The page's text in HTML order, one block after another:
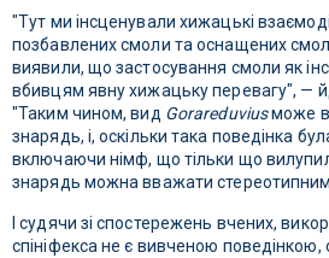
"Тут ми інсценували хижацькі
позбавлених смоли та оснащених
виявили, що застосування смоли як
вбивцям явну хижацьку перевагу", —
"Таким чином, вид Gorareduviusможе
знарядь, і, оскільки така поведінка
включаючи німф, що тільки що
знарядь можна вважати
І судячи зі спостережень вчених,
спініфекса не є вивченою поведінкою,